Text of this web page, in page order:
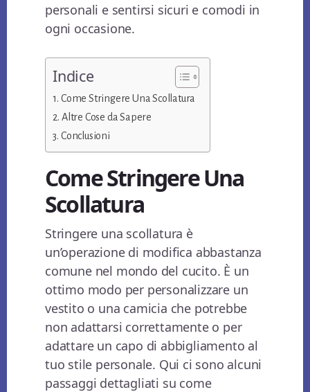
personali e sentirsi sicuri e comodi in
ogni occasione.
Indice
Come Stringere Una Scollatura
Altre Cose da Sapere
Conclusioni
Come Stringere Una
Scollatura
Stringere una scollatura è
un’operazione di modifica abbastanza
comune nel mondo del cucito. È un
ottimo modo per personalizzare un
vestito o una camicia che potrebbe
non adattarsi correttamente o per
adattare un capo di abbigliamento al
tuo stile personale. Qui ci sono alcuni
passaggi dettagliati su come